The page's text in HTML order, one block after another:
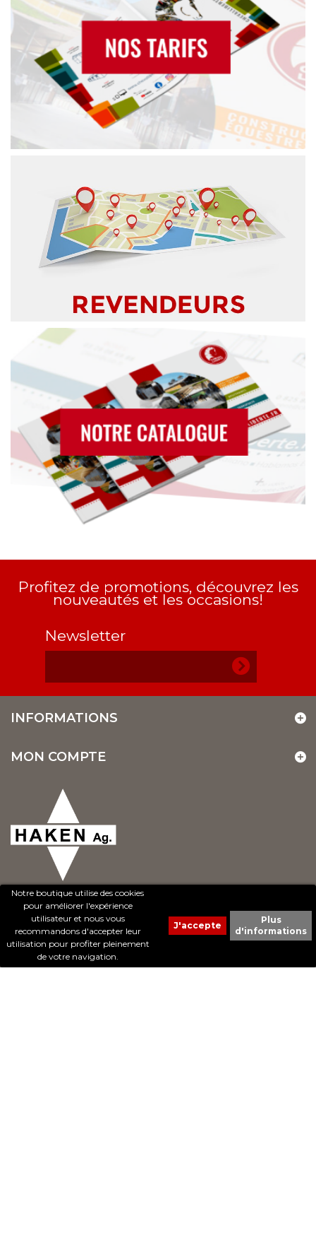
Notre boutique utilise des cookies
pour améliorer l'expérience
utilisateur et nous vous
recommandons d'accepter leur
utilisation pour profiter pleinement
de votre navigation.
Plus
d'informations
Profitez de promotions, découvrez les
nouveautés et les occasions!
Newsletter
INFORMATIONS
MON COMPTE
© 2017 - Cheval Liberté. Tous droits réservés.
Création de sites Internet | ProduWeb